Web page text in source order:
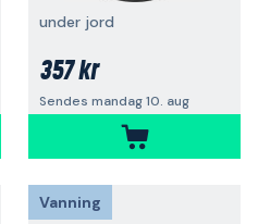
under jord
357 kr
Sendes mandag 10. aug
Vanning